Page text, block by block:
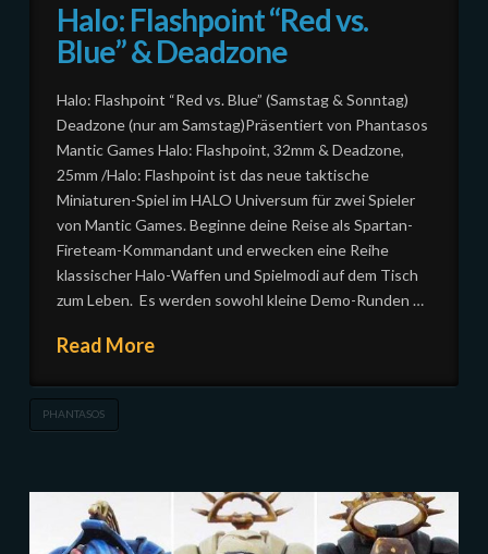
Halo: Flashpoint “Red vs.
Blue” & Deadzone
Halo: Flashpoint “Red vs. Blue” (Samstag & Sonntag)
Deadzone (nur am Samstag)Präsentiert von Phantasos
Mantic Games Halo: Flashpoint, 32mm & Deadzone,
25mm /Halo: Flashpoint ist das neue taktische
Miniaturen-Spiel im HALO Universum für zwei Spieler
von Mantic Games. Beginne deine Reise als Spartan-
Fireteam-Kommandant und erwecken eine Reihe
klassischer Halo-Waffen und Spielmodi auf dem Tisch
zum Leben. Es werden sowohl kleine Demo-Runden …
Read More
PHANTASOS